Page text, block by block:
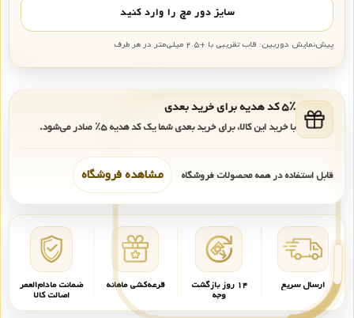
سایز دور مچ را وارد کنید
پیش‌نمایش دوربین: قاب تقریبی با +۲.۵ میلی‌متر در هر طرف
۵٪ کد هدیه برای خرید بعدی
با خرید این کالا، برای خرید بعدی شما یک کد هدیه۵٪ صادر می‌شود.
قابل استفاده در همه محصولات فروشگاه مشاهده فروشگاه
ارسال سریع ۱۴ روز بازگشت
وجه
قرعه‌کشی ماهانه ضمانت مادام‌العمر
اصالت کالا